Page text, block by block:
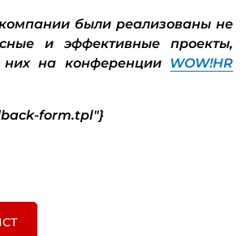
были реализованы не
и эффективные проекты,
них на конференции WOW!HR
form.tpl"}